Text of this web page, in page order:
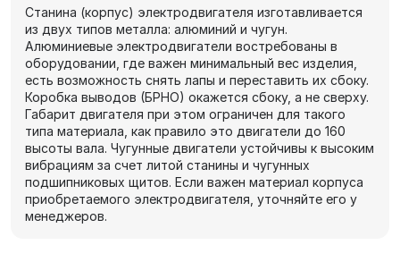
Станина (корпус) электродвигателя изготавливается
из двух типов металла: алюминий и чугун.
Алюминиевые электродвигатели востребованы в
оборудовании, где важен минимальный вес изделия,
есть возможность снять лапы и переставить их сбоку.
Коробка выводов (БРНО) окажется сбоку, а не сверху.
Габарит двигателя при этом ограничен для такого
типа материала, как правило это двигатели до 160
высоты вала. Чугунные двигатели устойчивы к высоким
вибрациям за счет литой станины и чугунных
подшипниковых щитов. Если важен материал корпуса
приобретаемого электродвигателя, уточняйте его у
менеджеров.